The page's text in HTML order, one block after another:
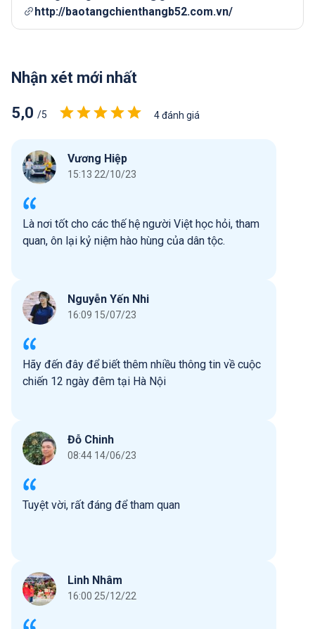
http://baotangchienthangb52.com.vn/
Nhận xét mới nhất
5,0 /5 4 đánh giá
Vương Hiệp
15:13 22/10/23
Là nơi tốt cho các thế hệ người Việt học hỏi, tham
quan, ôn lại kỷ niệm hào hùng của dân tộc.
Nguyễn Yến Nhi
16:09 15/07/23
Hãy đến đây để biết thêm nhiều thông tin về cuộc
chiến 12 ngày đêm tại Hà Nội
Đỗ Chinh
08:44 14/06/23
Tuyệt vời, rất đáng để tham quan
Linh Nhâm
16:00 25/12/22